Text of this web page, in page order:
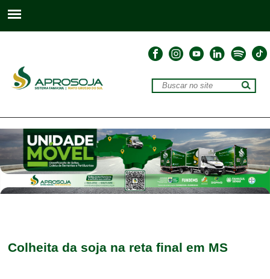
Colheita da soja na reta final em MS